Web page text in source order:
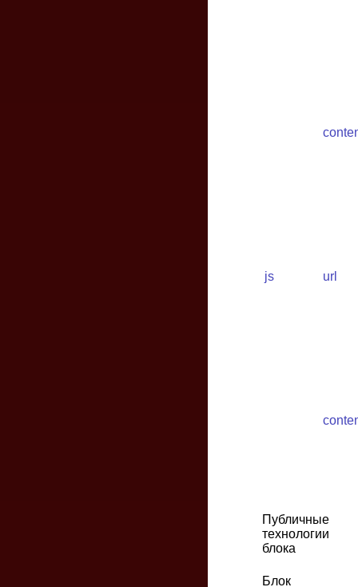
js url
Публичные
технологии
блока
Блок